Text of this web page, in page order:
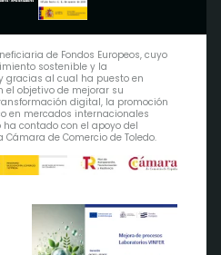
de Fondos Europeos, cuyo
sostenible y la
gracias al cual ha puesto en
el objetivo de mejorar su
digital, la promoción
en mercados internacionales
contado con el apoyo del
de Comercio de Toledo.